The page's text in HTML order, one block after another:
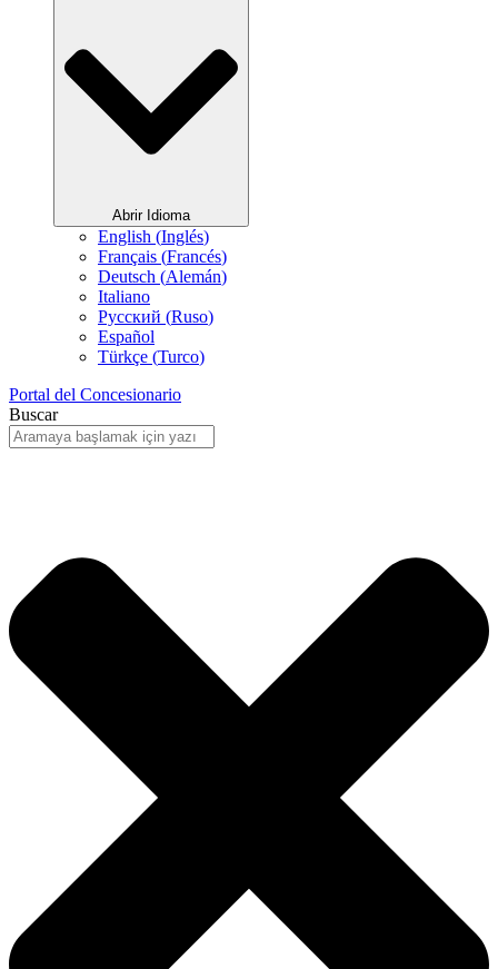
Abrir Idioma
English (Inglés)
Français (Francés)
Deutsch (Alemán)
Italiano
Русский (Ruso)
Español
Türkçe (Turco)
Portal del Concesionario
Buscar